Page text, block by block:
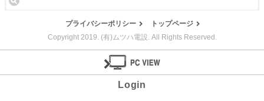
プライバシーポリシー
トップページ
Copyright 2019. (有)ムツハ電設. All Rights Reserved.
Login